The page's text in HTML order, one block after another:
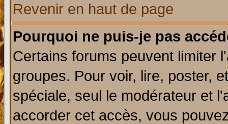
Revenir en haut de page
Pourquoi ne puis-je pas
Certains forums peuvent limiter
groupes. Pour voir, lire, poster,
spéciale, seul le modérateur et
accorder cet accès, vous